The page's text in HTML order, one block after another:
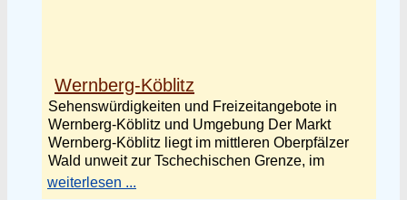
Wernberg-Köblitz
Sehenswürdigkeiten und Freizeitangebote in
Wernberg-Köblitz und Umgebung Der Markt
Wernberg-Köblitz liegt im mittleren Oberpfälzer
Wald unweit zur Tschechischen Grenze, im
weiterlesen ...